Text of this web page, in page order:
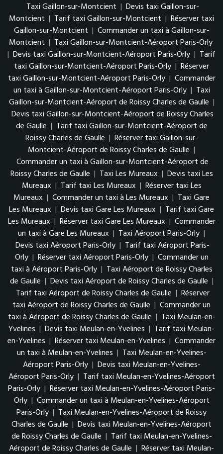
Taxi Gaillon-sur-Montcient | Devis taxi Gaillon-sur-
Montcient | Tarif taxi Gaillon-sur-Montcient | Réserver taxi
Gaillon-sur-Montcient | Commander un taxi à Gaillon-sur-
Montcient | Taxi Gaillon-sur-Montcient-Aéroport Paris-Orly
| Devis taxi Gaillon-sur-Montcient-Aéroport Paris-Orly | Tarif
taxi Gaillon-sur-Montcient-Aéroport Paris-Orly | Réserver
taxi Gaillon-sur-Montcient-Aéroport Paris-Orly | Commander
un taxi à Gaillon-sur-Montcient-Aéroport Paris-Orly | Taxi
Gaillon-sur-Montcient-Aéroport de Roissy Charles de Gaulle |
Devis taxi Gaillon-sur-Montcient-Aéroport de Roissy Charles
de Gaulle | Tarif taxi Gaillon-sur-Montcient-Aéroport de
Roissy Charles de Gaulle | Réserver taxi Gaillon-sur-
Montcient-Aéroport de Roissy Charles de Gaulle |
Commander un taxi à Gaillon-sur-Montcient-Aéroport de
Roissy Charles de Gaulle | Taxi Les Mureaux | Devis taxi Les
Mureaux | Tarif taxi Les Mureaux | Réserver taxi Les
Mureaux | Commander un taxi à Les Mureaux | Taxi Gare
Les Mureaux | Devis taxi Gare Les Mureaux | Tarif taxi Gare
Les Mureaux | Réserver taxi Gare Les Mureaux | Commander
un taxi à Gare Les Mureaux | Taxi Aéroport Paris-Orly |
Devis taxi Aéroport Paris-Orly | Tarif taxi Aéroport Paris-
Orly | Réserver taxi Aéroport Paris-Orly | Commander un
taxi à Aéroport Paris-Orly | Taxi Aéroport de Roissy Charles
de Gaulle | Devis taxi Aéroport de Roissy Charles de Gaulle |
Tarif taxi Aéroport de Roissy Charles de Gaulle | Réserver
taxi Aéroport de Roissy Charles de Gaulle | Commander un
taxi à Aéroport de Roissy Charles de Gaulle | Taxi Meulan-en-
Yvelines | Devis taxi Meulan-en-Yvelines | Tarif taxi Meulan-
en-Yvelines | Réserver taxi Meulan-en-Yvelines | Commander
un taxi à Meulan-en-Yvelines | Taxi Meulan-en-Yvelines-
Aéroport Paris-Orly | Devis taxi Meulan-en-Yvelines-
Aéroport Paris-Orly | Tarif taxi Meulan-en-Yvelines-Aéroport
Paris-Orly | Réserver taxi Meulan-en-Yvelines-Aéroport Paris-
Orly | Commander un taxi à Meulan-en-Yvelines-Aéroport
Paris-Orly | Taxi Meulan-en-Yvelines-Aéroport de Roissy
Charles de Gaulle | Devis taxi Meulan-en-Yvelines-Aéroport
de Roissy Charles de Gaulle | Tarif taxi Meulan-en-Yvelines-
Aéroport de Roissy Charles de Gaulle | Réserver taxi Meulan-